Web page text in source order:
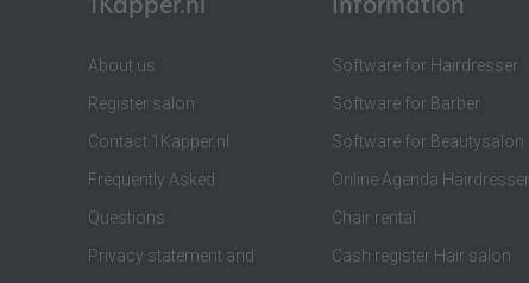
About us
Register salon
Contact 1Kapper.nl
Frequently Asked
Questions
Privacy statement and
Software for Hairdresser
Software for Barber
Software for Beautysalon
Online Agenda Hairdresser
Chair rental
Cash register Hair salon